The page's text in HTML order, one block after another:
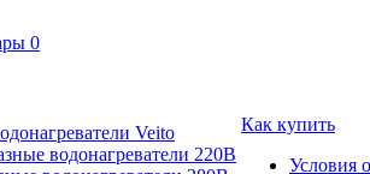
0
Veito
водонагреватели 220В
Как купить
Условия